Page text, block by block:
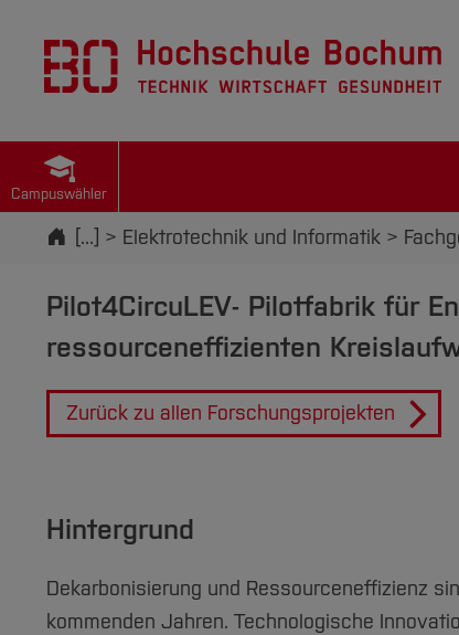
Campuswähler
Startseite
[...] Elektrotechnik und Informatik
Pilot4CircuLEV- Pilotfabrik für
ressourceneffizienten
Zurück zu allen Forschungsprojekten
Hintergrund
Dekarbonisierung und Ressourceneffizienz
kommenden Jahren. Technologische